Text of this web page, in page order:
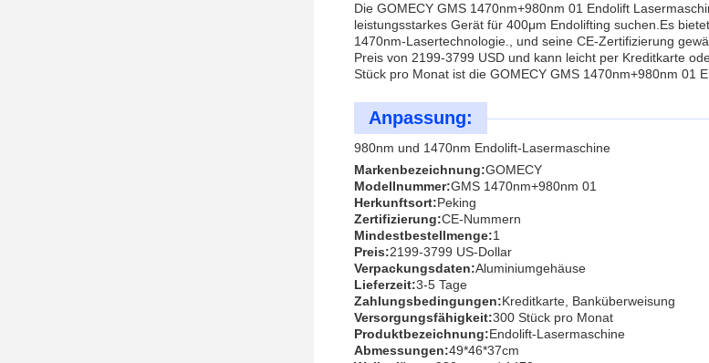
Die GOMECY GMS 1470nm+980nm 01 Endolift
leistungsstarkes Gerät für 400μm Endolifting suchen.Es
1470nm-Lasertechnologie., und seine CE-Zertifizierung
Preis von 2199-3799 USD und kann leicht per Kreditkarte
Stück pro Monat ist die GOMECY GMS 1470nm+980nm 01
Anpassung:
980nm und 1470nm Endolift-Lasermaschine
Markenbezeichnung:GOMECY
Modellnummer:GMS 1470nm+980nm 01
Herkunftsort:Peking
Zertifizierung:CE-Nummern
Mindestbestellmenge:1
Preis:2199-3799 US-Dollar
Verpackungsdaten:Aluminiumgehäuse
Lieferzeit:3-5 Tage
Zahlungsbedingungen:Kreditkarte, Banküberweisung
Versorgungsfähigkeit:300 Stück pro Monat
Produktbezeichnung:Endolift-Lasermaschine
Abmessungen:49*46*37cm